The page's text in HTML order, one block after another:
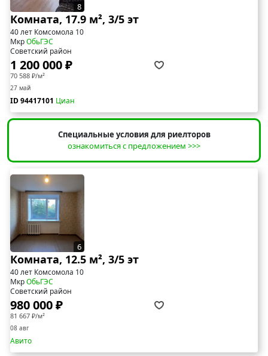
8
Комната, 17.9 м², 3/5 эт
40 лет Комсомола 10
МкрОбьГЭС
Советский район
1 200 000 ₽
70 588 ₽/м²
27 май
ID 94417101 Циан
Специальные условия для риелторов
ознакомиться с предложением >>>
6
Комната, 12.5 м², 3/5 эт
40 лет Комсомола 10
МкрОбьГЭС
Советский район
980 000 ₽
81 667 ₽/м²
08 авг
Авито